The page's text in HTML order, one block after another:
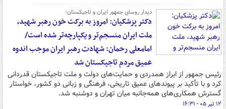
دیدار روسای جمهور ایران و تاجیکستان؛
دکتر پزشکیان: امروز به برکت خون رهبر شهید،
ملت ایران منسجم‌تر و یکپارچه‌تر شده است/
امامعلی رحمان: شهادت رهبر ایران موجب اندوه
عمیق مردم تاجیکستان شد
رئیس جمهور از ابراز همدردی و حمایت‌های دولت و ملت تاجیکستان قدردانی
کرد و با تأکید بر پیوندهای عمیق تاریخی، فرهنگی و زبانی دو کشور، خواستار
گسترش همکاری‌های همه‌جانبه میان تهران و دوشنبه شد.
۱۲ تیر ۰۵ - ۱۶:۳۱